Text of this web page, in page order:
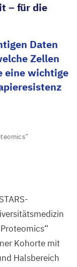
– für die
Daten
Zellen
eine wichtige
Kohorte mit
Halsbereich